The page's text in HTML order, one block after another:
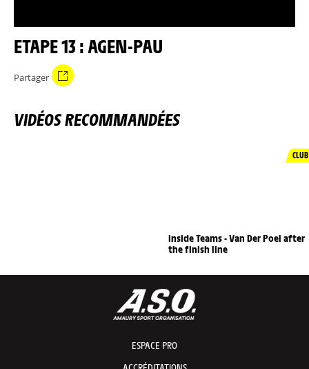
ETAPE 13 : AGEN-PAU
Partager
VIDÉOS RECOMMANDÉES
CLUB
Inside Teams - Van Der Poel after
the finish line
ESPACE PRO